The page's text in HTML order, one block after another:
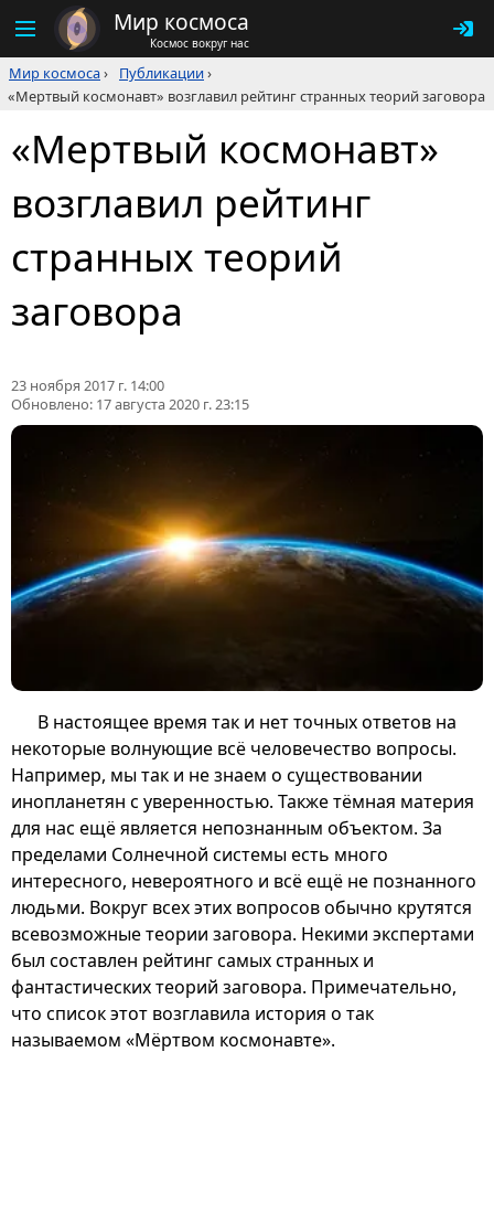
Мир космоса
Космос вокруг нас
Мир космоса› Публикации›
«Мертвый космонавт» возглавил рейтинг странных теорий заговора
«Мертвый космонавт»
возглавил рейтинг
странных теорий
заговора
23 ноября 2017 г. 14:00
Обновлено: 17 августа 2020 г. 23:15
В настоящее время так и нет точных ответов на
некоторые волнующие всё человечество вопросы.
Например, мы так и не знаем о существовании
инопланетян с уверенностью. Также тёмная материя
для нас ещё является непознанным объектом. За
пределами Солнечной системы есть много
интересного, невероятного и всё ещё не познанного
людьми. Вокруг всех этих вопросов обычно крутятся
всевозможные теории заговора. Некими экспертами
был составлен рейтинг самых странных и
фантастических теорий заговора. Примечательно,
что список этот возглавила история о так
называемом «Мёртвом космонавте».